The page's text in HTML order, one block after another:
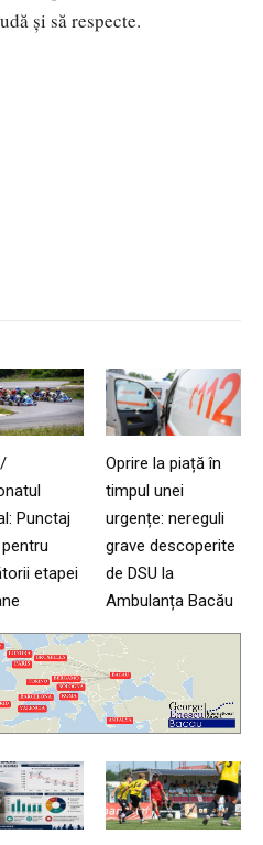
și să respecte.
Punctaj
etapei
Oprire la piață în
timpul unei
urgențe: nereguli
grave descoperite
de DSU la
Ambulanța Bacău